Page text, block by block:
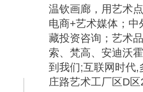
温钦画廊，用艺术
电商+艺术媒体；
藏投资咨询；艺术
索、梵高、安迪沃
到我们;互联网时代,
庄路艺术工厂区D